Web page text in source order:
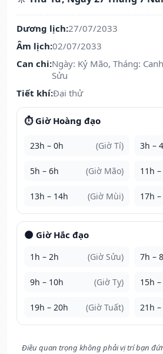
Dương lịch:27/07/2033
Âm lịch:02/07/2033
Can chi:Ngày: Kỷ Mão, Tháng:
Sửu
Tiết khí:Đại thử
⏱️ Giờ Hoàng đạo
23h – 0h (Giờ Tí) 3h –
5h – 6h (Giờ Mão) 11h
13h – 14h (Giờ Mùi) 17h
🌑 Giờ Hắc đạo
1h – 2h (Giờ Sửu) 7h –
9h – 10h (Giờ Tỵ) 15h
19h – 20h (Giờ Tuất) 21h
Điều quan trọng không phải vị trí bạn